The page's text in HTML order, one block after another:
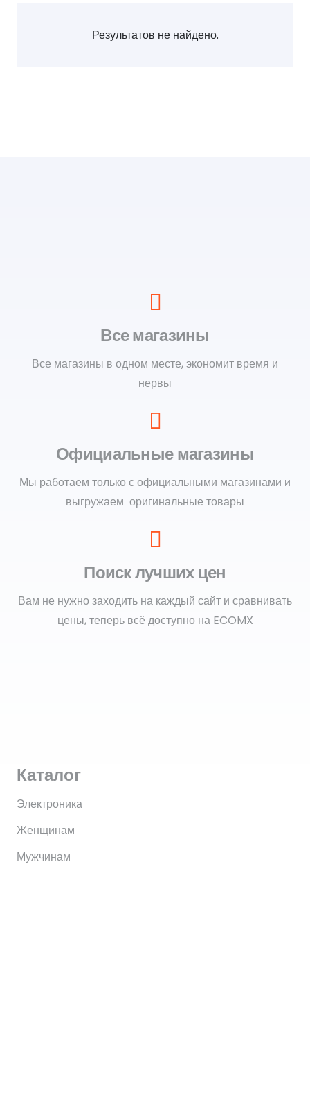
Результатов не найдено.
Все магазины
Все магазины в одном месте, экономит время и
нервы
Официальные магазины
Мы работаем только с официальными магазинами и
выгружаем оригинальные товары
Поиск лучших цен
Вам не нужно заходить на каждый сайт и сравнивать
цены, теперь всё доступно на ECOMX
Каталог
Электроника
Женщинам
Мужчинам